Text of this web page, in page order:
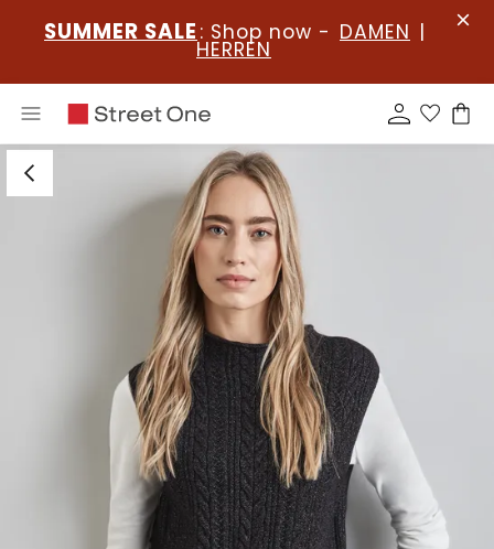
SUMMER SALE : Shop now - DAMEN |
HERREN